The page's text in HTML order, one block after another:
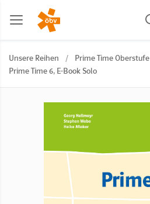
Unsere Reihen / Prime Time Oberstufe
Prime Time 6, E-Book Solo